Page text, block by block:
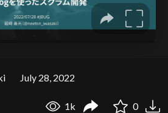
July 28, 2022
1k 0